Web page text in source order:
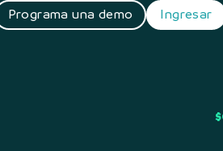
Programa una demo Ingresar
$